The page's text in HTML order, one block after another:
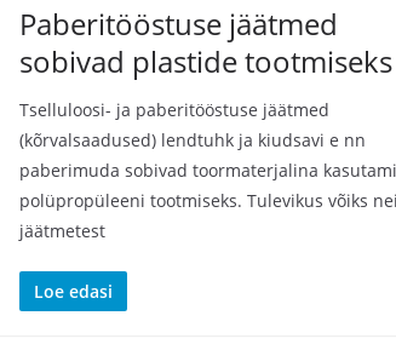
Paberitööstuse jäätmed
sobivad plastide tootmiseks
Tselluloosi- ja paberitööstuse jäätmed
(kõrvalsaadused) lendtuhk ja kiudsavi e nn
paberimuda sobivad toormaterjalina
polüpropüleeni tootmiseks. Tulevikus võiks
jäätmetest
Loe edasi